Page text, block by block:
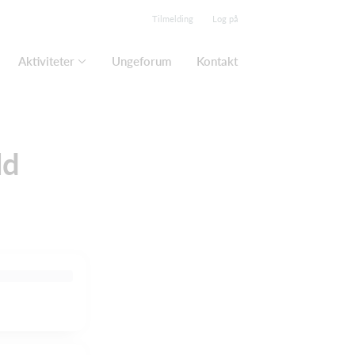
Tilmelding Log på
Aktiviteter Ungeforum Kontakt